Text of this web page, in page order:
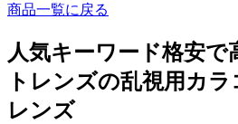
商品一覧に戻る
人気キーワード格安で
トレンズの乱視用カ
レンズ